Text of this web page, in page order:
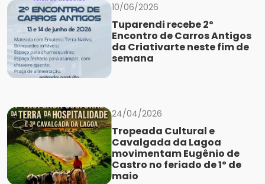
10/06/2026
Tuparendi recebe 2º
Encontro de Carros Antigos
da Criativarte neste fim de
semana
24/04/2026
Tropeada Cultural e
Cavalgada da Lagoa
movimentam Eugênio de
Castro no feriado de 1º de
maio